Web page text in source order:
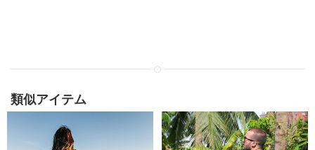
類似アイテム